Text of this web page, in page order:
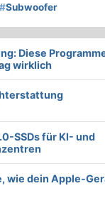
#Subwoofer
Diese
wirklich
SSDs für KI- und
wie dein Apple-